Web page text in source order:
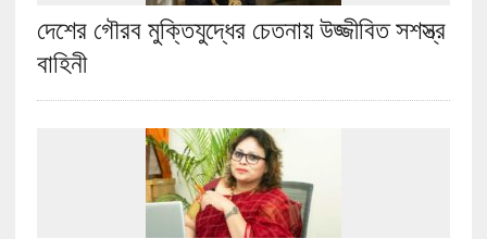
দেশের গৌরব মুক্তিযুদ্ধের চেতনায় উজ্জীবিত সশস্ত্র
বাহিনী